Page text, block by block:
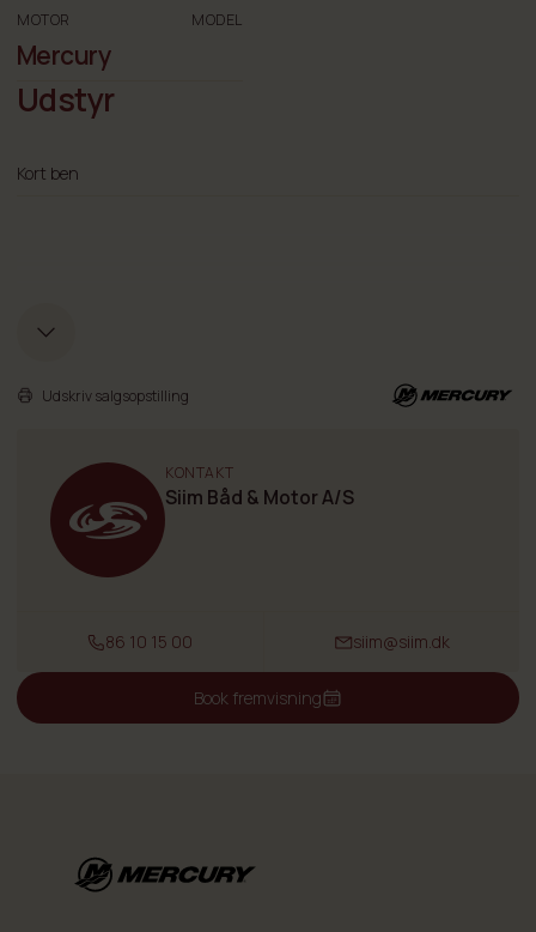
MOTOR MODEL
Mercury
Udstyr
Kort ben
Udskriv salgsopstilling
KONTAKT
Siim Båd & Motor A/S
86 10 15 00 siim@siim.dk
Book fremvisning